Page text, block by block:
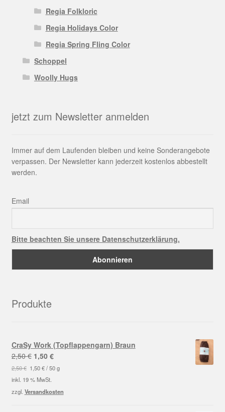
Regia Folkloric
Regia Holidays Color
Regia Spring Fling Color
Schoppel
Woolly Hugs
jetzt zum Newsletter anmelden
Immer auf dem Laufenden bleiben und keine Sonderangebote
verpassen. Der Newsletter kann jederzeit kostenlos abbestellt
werden.
Email
Bitte beachten Sie unsere Datenschutzerklärung.
Produkte
CraSy Work (Topflappengarn) Braun
2,50€ Ursprünglicher
Preis
war:
2,50 €
1,50 €Aktueller
Preis
1,50 €.
2,50€ 1,50€/50 g
inkl. 19 % MwSt.
zzgl. Versandkosten